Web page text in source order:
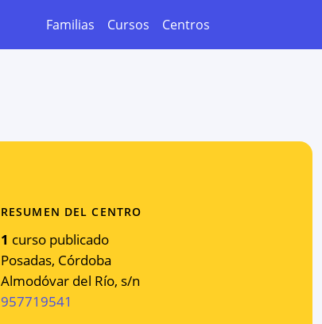
Familias Cursos Centros
RESUMEN DEL CENTRO
1 curso publicado
Posadas, Córdoba
Almodóvar del Río, s/n
957719541